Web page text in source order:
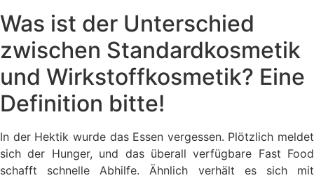
Was ist der Unterschied
zwischen Standardkosmetik
und Wirkstoffkosmetik? Eine
Definition bitte!
In der Hektik wurde das Essen vergessen. Plötzlich meldet
sich der Hunger, und das überall verfügbare Fast Food
schafft schnelle Abhilfe. Ähnlich verhält es sich mit